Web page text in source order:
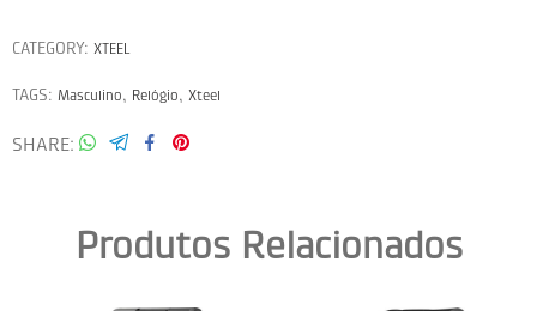
CATEGORY: XTEEL
TAGS: Masculino, Relógio, Xteel
SHARE
Produtos Relacionados